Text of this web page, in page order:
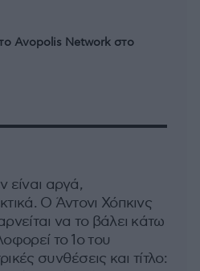
Avopolis Network στο
είναι αργά,
Ο Άντονι Χόπκινς
να το βάλει κάτω
το 1ο του
συνθέσεις και τίτλο: